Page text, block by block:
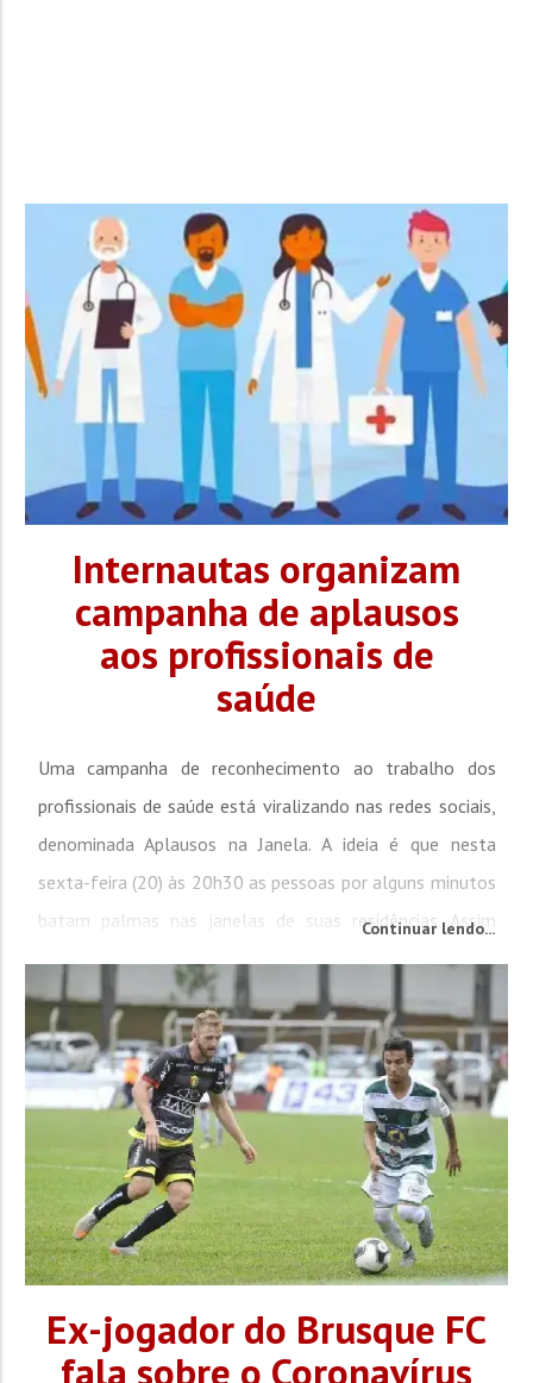
Internautas organizam
campanha de aplausos
aos profissionais de
saúde
Uma campanha de reconhecimento ao trabalho dos
profissionais de saúde está viralizando nas redes sociais,
denominada Aplausos na Janela. A ideia é que nesta
sexta-feira (20) às 20h30 as pessoas por alguns minutos
batam palmas nas janelas de suas residências. Assim
momento agora é de gratidão a esses profissionais que
estão diariamente nos hospitais cuidando das pessoas
que precisam de...
Continuar lendo...
Ex-jogador do Brusque FC
fala sobre o Coronavírus